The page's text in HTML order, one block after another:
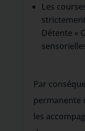
Les
Détente «
Par
permanente
les